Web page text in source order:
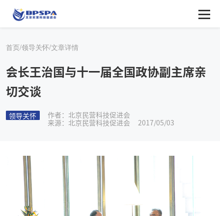
首页/领导关怀/文章详情
会长王治国与十一届全国政协副主席亲
切交谈
领导关怀
作者：北京民营科技促进会
来源：北京民营科技促进会
2017/05/03